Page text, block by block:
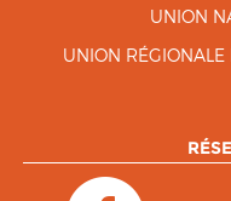
UNION
UNION